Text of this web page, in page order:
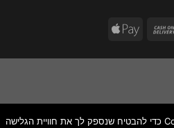
אנו משתמשים בקובצי Cookie כדי להבטיח שנספק לך את חוויית הגלישה